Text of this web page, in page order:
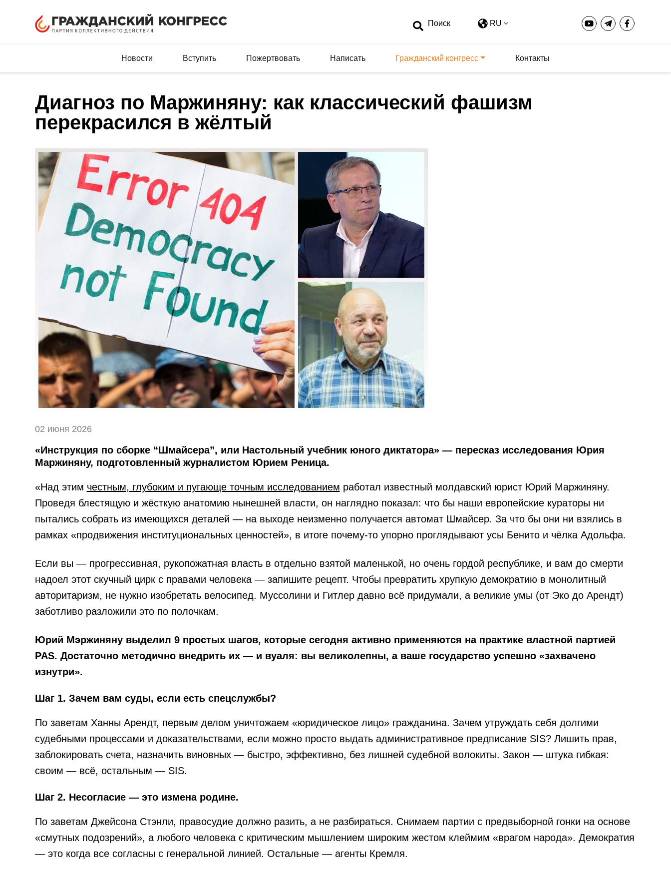
RU
Новости Вступить Пожертвовать Написать Гражданский конгресс Контакты
Диагноз по Маржиняну: как классический фашизм
перекрасился в жёлтый
02 июня 2026
«Инструкция по сборке “Шмайсера”, или Настольный учебник юного диктатора» — пересказ исследования Юрия
Маржиняну, подготовленный журналистом Юрием Реница.
«Над этим честным, глубоким и пугающе точным исследованием работал известный молдавский юрист Юрий Маржиняну.
Проведя блестящую и жёсткую анатомию нынешней власти, он наглядно показал: что бы наши европейские кураторы ни
пытались собрать из имеющихся деталей — на выходе неизменно получается автомат Шмайсер. За что бы они ни взялись в
рамках «продвижения институциональных ценностей», в итоге почему-то упорно проглядывают усы Бенито и чёлка Адольфа.
Если вы — прогрессивная, рукопожатная власть в отдельно взятой маленькой, но очень гордой республике, и вам до смерти
надоел этот скучный цирк с правами человека — запишите рецепт. Чтобы превратить хрупкую демократию в монолитный
авторитаризм, не нужно изобретать велосипед. Муссолини и Гитлер давно всё придумали, а великие умы (от Эко до Арендт)
заботливо разложили это по полочкам.
Юрий Мэржиняну выделил 9 простых шагов, которые сегодня активно применяются на практике властной партией
PAS. Достаточно методично внедрить их — и вуаля: вы великолепны, а ваше государство успешно «захвачено
изнутри».
Шаг 1. Зачем вам суды, если есть спецслужбы?
По заветам Ханны Арендт, первым делом уничтожаем «юридическое лицо» гражданина. Зачем утруждать себя долгими
судебными процессами и доказательствами, если можно просто выдать административное предписание SIS? Лишить прав,
заблокировать счета, назначить виновных — быстро, эффективно, без лишней судебной волокиты. Закон — штука гибкая:
своим — всё, остальным — SIS.
Шаг 2. Несогласие — это измена родине.
По заветам Джейсона Стэнли, правосудие должно разить, а не разбираться. Снимаем партии с предвыборной гонки на основе
«смутных подозрений», а любого человека с критическим мышлением широким жестом клеймим «врагом народа». Демократия
— это когда все согласны с генеральной линией. Остальные — агенты Кремля.